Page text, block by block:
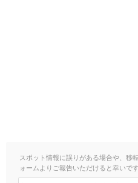
スポット情報に誤りがある場合や、移
ォームよりご報告いただけると幸いです